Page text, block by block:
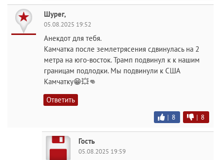
Шурег,
05.08.2025 19:52
Анекдот для тебя.
Камчатка после землетрясения сдвинулась на 2
метра на юго-восток. Трамп подвинул к к нашим
границам подлодки. Мы подвинули к США
Камчатку😁💥👊
Ответить
| 8 | 8
Гость
05.08.2025 19:59